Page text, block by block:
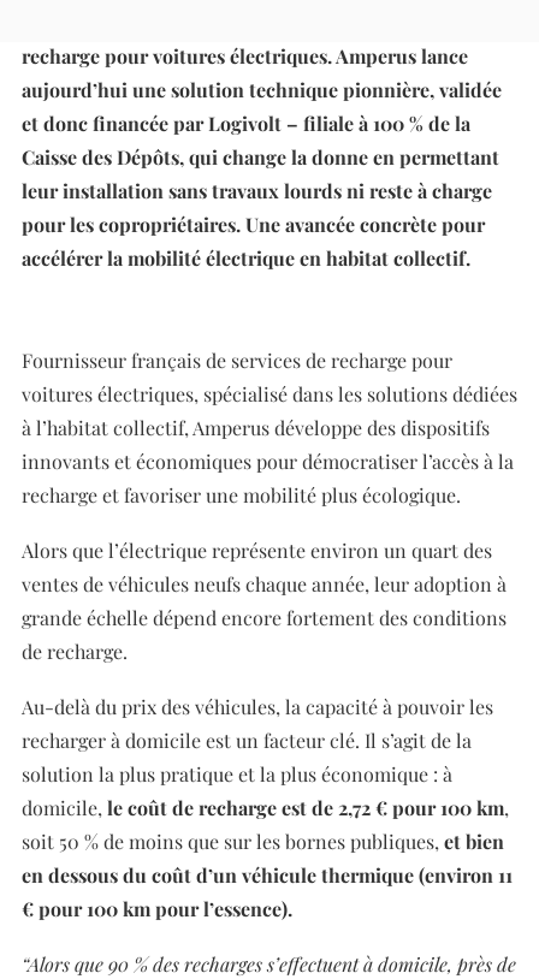
recharge pour voitures électriques. Amperus lance
aujourd’hui une solution technique pionnière, validée
et donc financée par Logivolt – filiale à 100 % de la
Caisse des Dépôts, qui change la donne en permettant
leur installation sans travaux lourds ni reste à charge
pour les copropriétaires. Une avancée concrète pour
accélérer la mobilité électrique en habitat collectif.
Fournisseur français de services de recharge pour
voitures électriques, spécialisé dans les solutions dédiées
à l’habitat collectif, Amperus développe des dispositifs
innovants et économiques pour démocratiser l’accès à la
recharge et favoriser une mobilité plus écologique.
Alors que l’électrique représente environ un quart des
ventes de véhicules neufs chaque année, leur adoption à
grande échelle dépend encore fortement des conditions
de recharge.
Au-delà du prix des véhicules, la capacité à pouvoir les
recharger à domicile est un facteur clé. Il s’agit de la
solution la plus pratique et la plus économique : à
domicile, le coût de recharge est de 2,72 € pour 100 km,
soit 50 % de moins que sur les bornes publiques, et bien
en dessous du coût d’un véhicule thermique (environ 11
€ pour 100 km pour l’essence).
“Alors que 90 % des recharges s’effectuent à domicile, près de